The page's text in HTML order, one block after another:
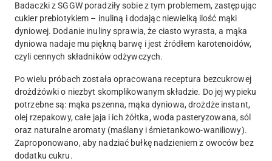
Badaczki z SGGW poradziły sobie z tym problemem, zastępując
cukier prebiotykiem – inuliną i dodając niewielką ilość mąki
dyniowej. Dodanie inuliny sprawia, że ciasto wyrasta, a mąka
dyniowa nadaje mu piękną barwę i jest źródłem karotenoidów,
czyli cennych składników odżywczych.
Po wielu próbach została opracowana receptura bezcukrowej
drożdżówki o niezbyt skomplikowanym składzie. Do jej wypieku
potrzebne są: mąka pszenna, mąka dyniowa, drożdże instant,
olej rzepakowy, całe jaja i ich żółtka, woda pasteryzowana, sól
oraz naturalne aromaty (maślany i śmietankowo-waniliowy).
Zaproponowano, aby nadziać bułkę nadzieniem z owoców bez
dodatku cukru.